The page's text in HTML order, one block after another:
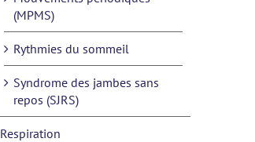
(MPMS)
Rythmies du sommeil
Syndrome des jambes sans
repos (SJRS)
Respiration